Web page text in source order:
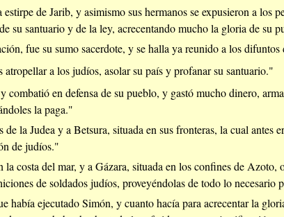
de Jarib, y asimismo sus hermanos se expusieron a los
su santuario y de la ley, acrecentando mucho la gloria de su
fue su sumo sacerdote, y se halla ya reunido a los difuntos
a los judíos, asolar su país y profanar su santuario."
combatió en defensa de su pueblo, y gastó mucho dinero,
la paga."
la Judea y a Betsura, situada en sus fronteras, la cual antes
de judíos."
costa del mar, y a Gázara, situada en los confines de Azoto,
de soldados judíos, proveyéndolas de todo lo necesario
había ejecutado Simón, y cuanto hacía para acrecentar la